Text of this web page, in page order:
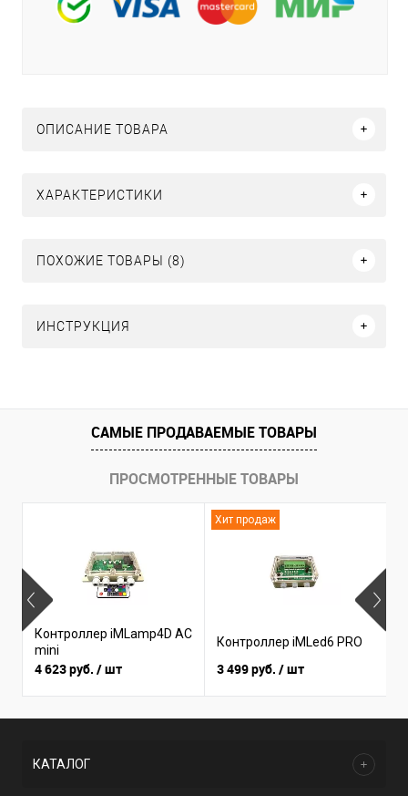
ОПИСАНИЕ ТОВАРА
ХАРАКТЕРИСТИКИ
ПОХОЖИЕ ТОВАРЫ (8)
ИНСТРУКЦИЯ
САМЫЕ ПРОДАВАЕМЫЕ ТОВАРЫ
ПРОСМОТРЕННЫЕ ТОВАРЫ
Контроллер iMLamp4D AC
mini
4 623 руб. / шт
Хит продаж
Контроллер iMLed6 PRO
3 499 руб. / шт
КАТАЛОГ